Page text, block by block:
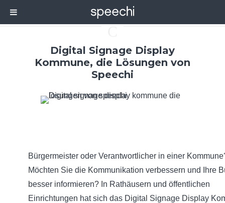
Digital Signage Display
Kommune, die Lösungen von
Speechi
Bürgermeister oder Verantwortlicher in einer
Möchten Sie die Kommunikation verbessern und Ihre
besser informieren? In Rathäusern und öffentlichen
Einrichtungen hat sich das Digital Signage Display